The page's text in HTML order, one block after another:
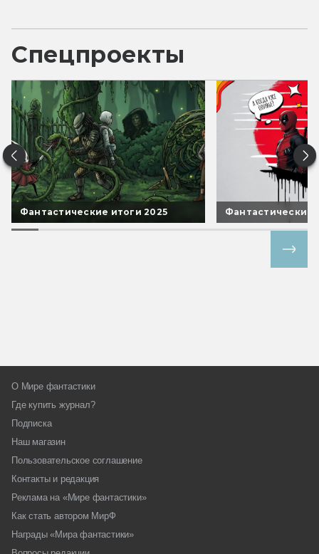
Спецпроекты
Фантастические итоги 2025 Фантастические
О Мире фантастики
Где купить журнал?
Подписка
Наш магазин
Пользовательское соглашение
Контакты и редакция
Реклама на «Мире фантастики»
Как стать автором МирФ
Награды «Мира фантастики»